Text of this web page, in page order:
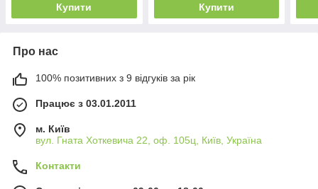
Купити Купити
Про нас
100% позитивних з 9 відгуків за рік
Працює з 03.01.2011
м. Київ
вул. Гната Хоткевича 22, оф. 105ц, Київ, Україна
Контакти